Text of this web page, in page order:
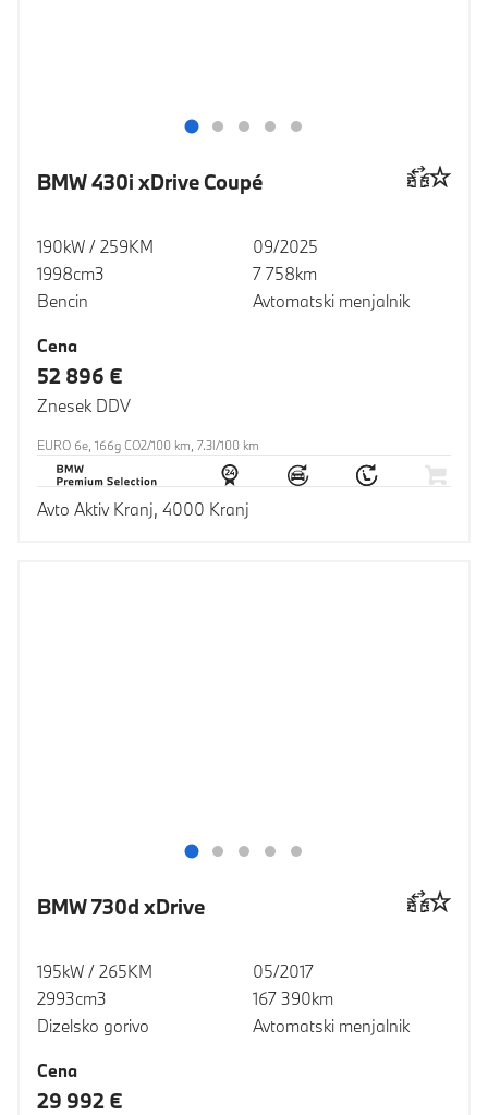
BMW 430i xDrive Coupé
190kW / 259KM
1998cm3
Bencin
09/2025
7 758km
Avtomatski menjalnik
Cena
52 896 €
Znesek DDV
EURO 6e, 166g CO2/100 km, 7.3l/100 km
Avto Aktiv Kranj, 4000 Kranj
BMW 730d xDrive
195kW / 265KM
2993cm3
Dizelsko gorivo
05/2017
167 390km
Avtomatski menjalnik
Cena
29 992 €